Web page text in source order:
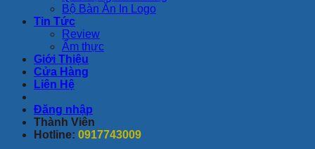
Bộ Bàn Ăn In Logo
Tin Tức
Review
Ẩm thực
Giới Thiệu
Cửa Hàng
Liên Hệ
Đăng nhập
Thành Viên
Hotline: 0917743009